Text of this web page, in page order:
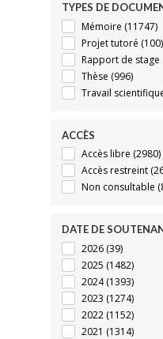
TYPES DE
Mémoire (11747)
Projet tutoré (100)
Rapport de stage
Thèse (996)
Travail
ACCÈS
Accès libre (2980)
Accès restreint
Non consultable
DATE DE
2026 (39)
2025 (1482)
2024(1393)
2023 (1274)
2022 (1152)
2021 (1314)